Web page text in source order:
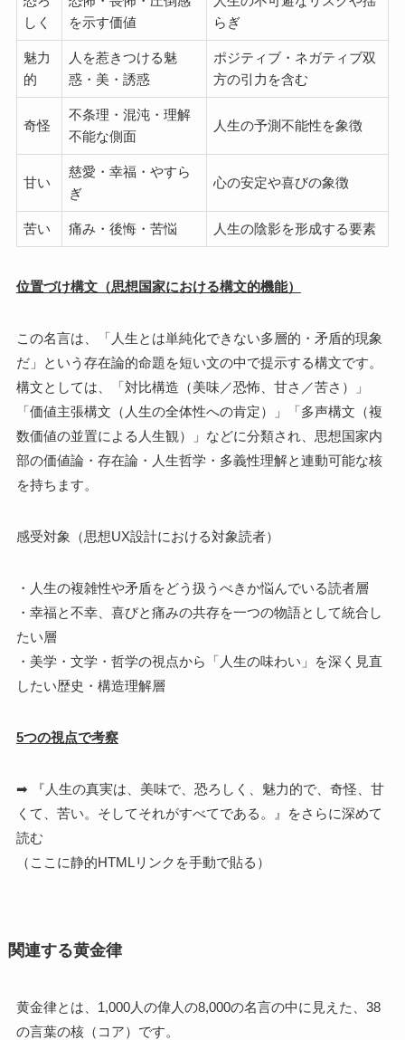
しく
を示す価値
らぎ
魅力
的
人を惹きつける魅
惑・美・誘惑
ポジティブ・ネガティブ双
方の引力を含む
奇怪
不条理・混沌・理解
不能な側面
人生の予測不能性を象徴
甘い
慈愛・幸福・やすら
ぎ
心の安定や喜びの象徴
苦い 痛み・後悔・苦悩 人生の陰影を形成する要素
位置づけ構文（思想国家における構文的機能）
この名言は、「人生とは単純化できない多層的・矛盾的現象
だ」という存在論的命題を短い文の中で提示する構文です。
構文としては、「対比構造（美味／恐怖、甘さ／苦さ）」
「価値主張構文（人生の全体性への肯定）」「多声構文（複
数価値の並置による人生観）」などに分類され、思想国家内
部の価値論・存在論・人生哲学・多義性理解と連動可能な核
を持ちます。
感受対象（思想UX設計における対象読者）
・人生の複雑性や矛盾をどう扱うべきか悩んでいる読者層
・幸福と不幸、喜びと痛みの共存を一つの物語として統合し
たい層
・美学・文学・哲学の視点から「人生の味わい」を深く見直
したい歴史・構造理解層
5つの視点で考察
➡ 『人生の真実は、美味で、恐ろしく、魅力的で、奇怪、甘
くて、苦い。そしてそれがすべてである。』をさらに深めて
読む
（ここに静的HTMLリンクを手動で貼る）
関連する黄金律
黄金律とは、1,000人の偉人の8,000の名言の中に見えた、38
の言葉の核（コア）です。